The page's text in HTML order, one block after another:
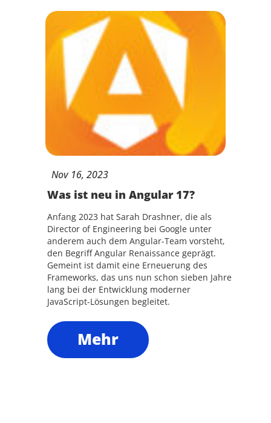
Nov 16, 2023
Was ist neu in Angular 17?
Anfang 2023 hat Sarah Drashner, die als
Director of Engineering bei Google unter
anderem auch dem Angular-Team vorsteht,
den Begriff Angular Renaissance geprägt.
Gemeint ist damit eine Erneuerung des
Frameworks, das uns nun schon sieben Jahre
lang bei der Entwicklung moderner
JavaScript-Lösungen begleitet.
Mehr